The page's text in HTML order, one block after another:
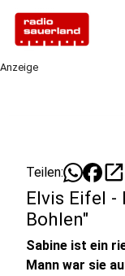
Anzeige
Teilen: open_in_new
Elvis Eifel -
Bohlen"
Sabine ist ein
Mann war sie